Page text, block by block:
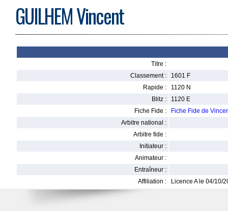
GUILHEM Vincent
Titre :
Classement :
1601 F
Rapide :
1120 N
Blitz :
1120 E
Fiche Fide :
Fiche Fide de
Arbitre national :
Arbitre fide :
Initiateur :
Animateur :
Entraîneur :
Affiliation :
Licence A le 04/10/